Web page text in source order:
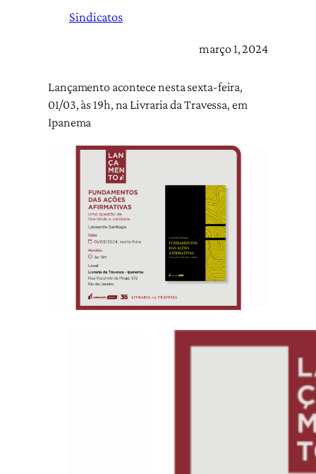
Sindicatos
março 1, 2024
Lançamento acontece nesta sexta-feira,
01/03, às 19h, na Livraria da Travessa, em
Ipanema